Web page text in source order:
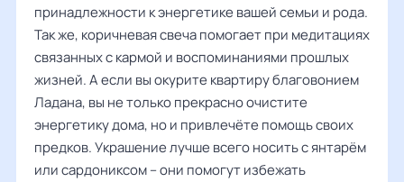
принадлежности к энергетике вашей семьи и рода.
Так же, коричневая свеча помогает при медитациях
связанных с кармой и воспоминаниями прошлых
жизней. А если вы окурите квартиру благовонием
Ладана, вы не только прекрасно очистите
энергетику дома, но и привлечёте помощь своих
предков. Украшение лучше всего носить с янтарём
или сардониксом – они помогут избежать